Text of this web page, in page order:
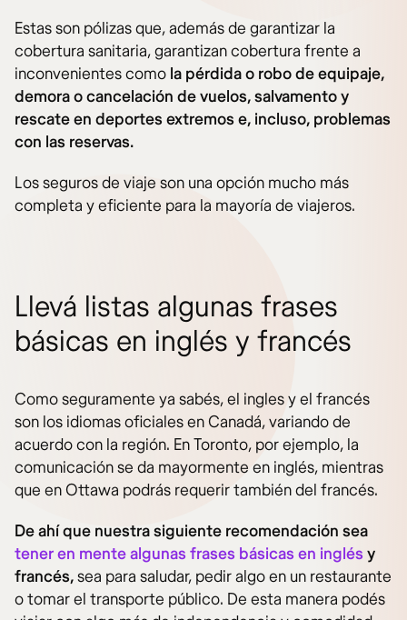
Estas son pólizas que, además de garantizar la
cobertura sanitaria, garantizan cobertura frente a
inconvenientes como la pérdida o robo de equipaje,
demora o cancelación de vuelos, salvamento y
rescate en deportes extremos e, incluso, problemas
con las reservas.
Los seguros de viaje son una opción mucho más
completa y eficiente para la mayoría de viajeros.
Llevá listas algunas frases
básicas en inglés y francés
Como seguramente ya sabés, el ingles y el francés
son los idiomas oficiales en Canadá, variando de
acuerdo con la región. En Toronto, por ejemplo, la
comunicación se da mayormente en inglés, mientras
que en Ottawa podrás requerir también del francés.
De ahí que nuestra siguiente recomendación sea
tener en mente algunas frases básicas en inglés y
francés,sea para saludar, pedir algo en un restaurante
o tomar el transporte público. De esta manera podés